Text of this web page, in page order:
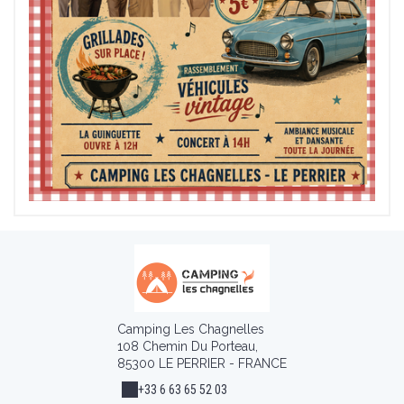
Camping Les Chagnelles
108 Chemin Du Porteau,
85300 LE PERRIER - FRANCE
+33 6 63 65 52 03